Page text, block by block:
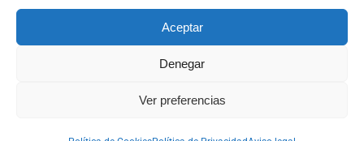
Aceptar
Denegar
Ver preferencias
Política de Gestión